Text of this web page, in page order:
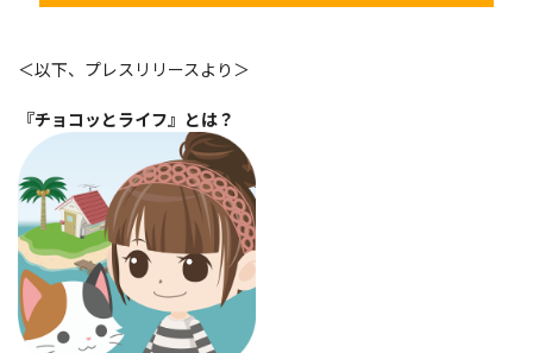
＜以下、プレスリリースより＞
『チョコッとライフ』とは？